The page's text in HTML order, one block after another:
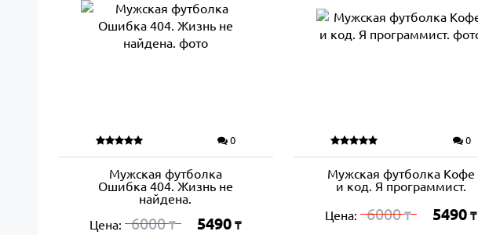
0
Мужская футболка
Ошибка 404. Жизнь не
найдена.
Цена: 6000₸ 5490 ₸
0
Мужская футболка Кофе
и код. Я программист.
Цена: 6000₸ 5490 ₸